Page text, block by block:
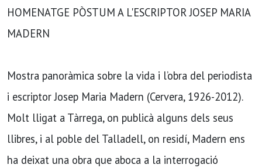
HOMENATGE PÒSTUM A L'ESCRIPTOR JOSEP MARIA
MADERN
Mostra panoràmica sobre la vida i l’obra del periodista
i escriptor Josep Maria Madern (Cervera, 1926-2012).
Molt lligat a Tàrrega, on publicà alguns dels seus
llibres, i al poble del Talladell, on residí, Madern ens
ha deixat una obra que aboca a la interrogació